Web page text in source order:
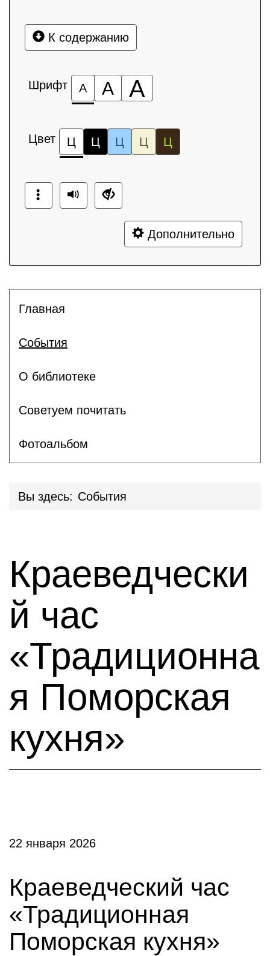
К содержанию
Шрифт А А А
Цвет Ц Ц Ц Ц Ц
Дополнительно
Главная
События
О библиотеке
Советуем почитать
Фотоальбом
Вы здесь: События
Краеведчески
й час
«Традиционна
я Поморская
кухня»
22 января 2026
Краеведческий час
«Традиционная
Поморская кухня»